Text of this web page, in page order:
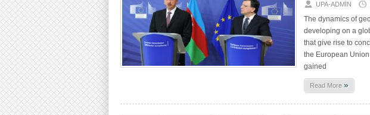
UPA-ADMIN
The dynamics of
developing on a
that give rise to
the European
gained
Read More »